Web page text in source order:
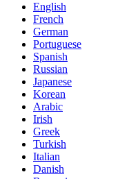
English
French
German
Portuguese
Spanish
Russian
Japanese
Korean
Arabic
Irish
Greek
Turkish
Italian
Danish